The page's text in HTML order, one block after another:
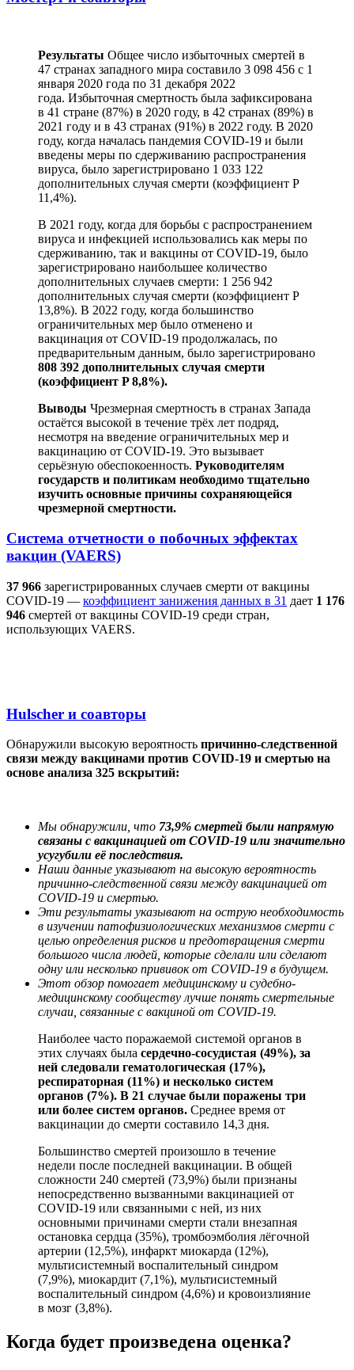
Результаты Общее число избыточных смертей в
47 странах западного мира составило 3 098 456 с 1
января 2020 года по 31 декабря 2022
года. Избыточная смертность была зафиксирована
в 41 стране (87%) в 2020 году, в 42 странах (89%) в
2021 году и в 43 странах (91%) в 2022 году. В 2020
году, когда началась пандемия COVID-19 и были
введены меры по сдерживанию распространения
вируса, было зарегистрировано 1 033 122
дополнительных случая смерти (коэффициент P
11,4%).
В 2021 году, когда для борьбы с распространением
вируса и инфекцией использовались как меры по
сдерживанию, так и вакцины от COVID-19, было
зарегистрировано наибольшее количество
дополнительных случаев смерти: 1 256 942
дополнительных случая смерти (коэффициент P
13,8%). В 2022 году, когда большинство
ограничительных мер было отменено и
вакцинация от COVID-19 продолжалась, по
предварительным данным, было зарегистрировано
808 392 дополнительных случая смерти
(коэффициент P 8,8%).
Выводы Чрезмерная смертность в странах Запада
остаётся высокой в течение трёх лет подряд,
несмотря на введение ограничительных мер и
вакцинацию от COVID-19. Это вызывает
серьёзную обеспокоенность. Руководителям
государств и политикам необходимо тщательно
изучить основные причины сохраняющейся
чрезмерной смертности.
Система отчетности о побочных эффектах
вакцин (VAERS)
37 966 зарегистрированных случаев смерти от вакцины
COVID-19 — коэффициент занижения данных в 31 дает 1 176
946 смертей от вакцины COVID-19 среди стран,
использующих VAERS.
Hulscher и соавторы
Обнаружили высокую вероятность причинно-следственной
связи между вакцинами против COVID-19 и смертью на
основе анализа 325 вскрытий:
Мы обнаружили, что 73,9% смертей были напрямую
связаны с вакцинацией от COVID-19 или значительно
усугубили её последствия.
Наши данные указывают на высокую вероятность
причинно-следственной связи между вакцинацией от
COVID-19 и смертью.
Эти результаты указывают на острую необходимость
в изучении патофизиологических механизмов смерти с
целью определения рисков и предотвращения смерти
большого числа людей, которые сделали или сделают
одну или несколько прививок от COVID-19 в будущем.
Этот обзор помогает медицинскому и судебно-
медицинскому сообществу лучше понять смертельные
случаи, связанные с вакциной от COVID-19.
Наиболее часто поражаемой системой органов в
этих случаях была сердечно-сосудистая (49%), за
ней следовали гематологическая (17%),
респираторная (11%) и несколько систем
органов (7%). В 21 случае были поражены три
или более систем органов. Среднее время от
вакцинации до смерти составило 14,3 дня.
Большинство смертей произошло в течение
недели после последней вакцинации. В общей
сложности 240 смертей (73,9%) были признаны
непосредственно вызванными вакцинацией от
COVID-19 или связанными с ней, из них
основными причинами смерти стали внезапная
остановка сердца (35%), тромбоэмболия лёгочной
артерии (12,5%), инфаркт миокарда (12%),
мультисистемный воспалительный синдром
(7,9%), миокардит (7,1%), мультисистемный
воспалительный синдром (4,6%) и кровоизлияние
в мозг (3,8%).
Когда будет произведена оценка?